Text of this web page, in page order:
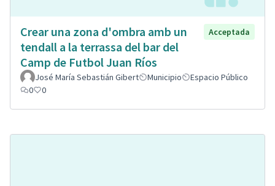
Crear una zona d'ombra amb un
tendall a la terrassa del bar del
Camp de Futbol Juan Ríos
Acceptada
José María Sebastián Gibert Municipio
Espacio Público
0
0